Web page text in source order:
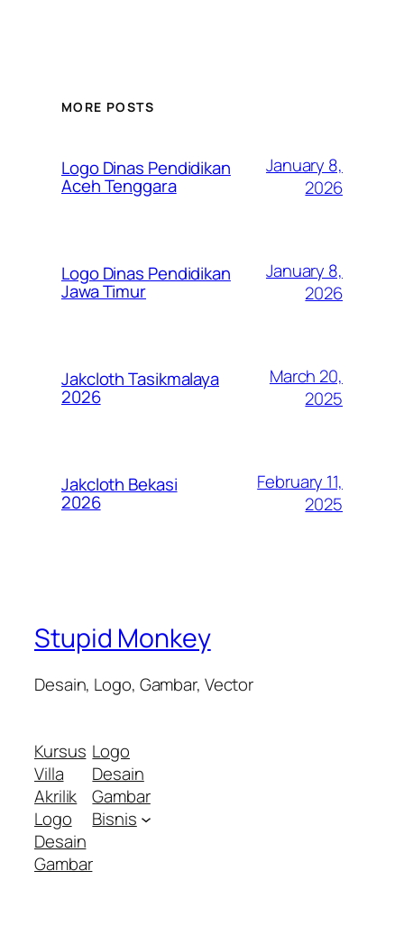
MORE POSTS
Logo Dinas Pendidikan
Aceh Tenggara
January 8,
2026
Logo Dinas Pendidikan
Jawa Timur
January 8,
2026
Jakcloth Tasikmalaya
2026
March 20,
2025
Jakcloth Bekasi
2026
February 11,
2025
Stupid Monkey
Desain, Logo, Gambar, Vector
Kursus
Villa
Akrilik
Logo
Desain
Gambar
Logo
Desain
Gambar
Bisnis